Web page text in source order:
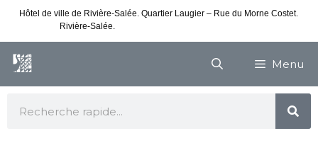
Hôtel de ville de Rivière-Salée. Quartier Laugier – Rue du Morne Costet.
Rivière-Salée.
Menu